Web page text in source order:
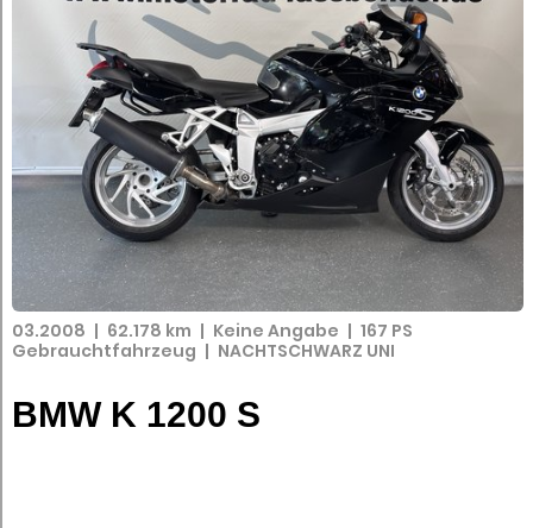
03.2008 | 62.178 km | Keine Angabe | 167 PS
Gebrauchtfahrzeug | NACHTSCHWARZ UNI
BMW K 1200 S